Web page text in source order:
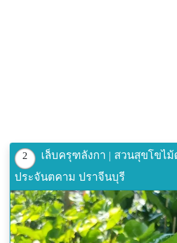
2
เล็บครุฑลังกา | สวนสุขโขไ
ประจันตคาม ปราจีนบุรี